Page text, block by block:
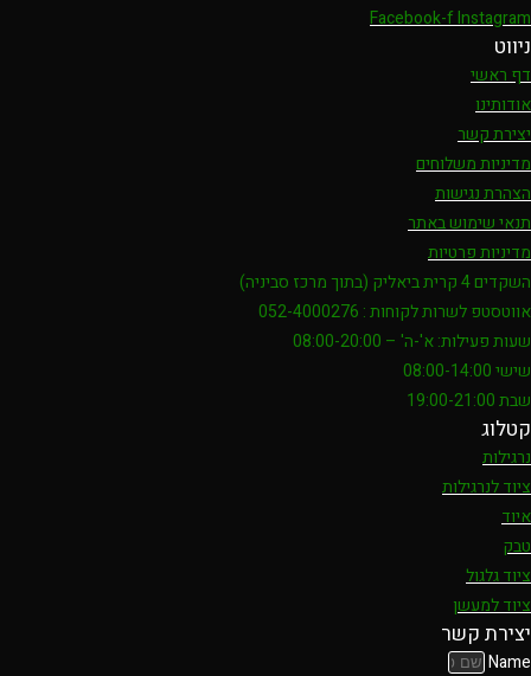
Facebook-fInstagram
ניווט
דף ראשי
אודותינו
יצירת קשר
מדיניות משלוחים
הצהרת נגישות
תנאי שימוש באתר
מדיניות פרטיות
השקדים 4 קרית ביאליק (בתוך מרכז סביניה)
אווטסטפ לשרות לקוחות : 052-4000276
שעות פעילות: א'-ה' – 08:00-20:00
שישי 08:00-14:00
שבת 19:00-21:00
קטלוג
נרגילות
ציוד לנרגילות
איוד
טבק
ציוד גלגול
ציוד למעשן
יצירת קשר
Name